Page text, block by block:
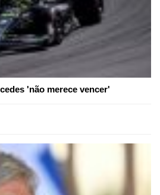
'não merece vencer'